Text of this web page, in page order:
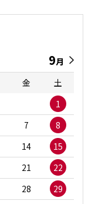
9月
金
土
1
7
8
14
15
21
22
28 29